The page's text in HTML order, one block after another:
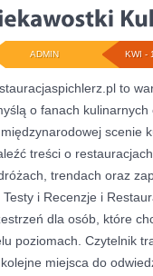
KWI -
ADMIN
to
o fanach
scenie
treści o
trendach oraz
Testy i Recenzje i
dla osób, które
poziomach. Czytelnik
miejsca do